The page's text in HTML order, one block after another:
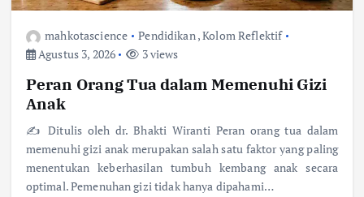
mahkotascience Pendidikan,Kolom Reflektif
Agustus 3, 2026
3 views
Peran Orang Tua dalam Memenuhi Gizi
Anak
✍️ Ditulis oleh dr. Bhakti Wiranti Peran orang tua dalam
memenuhi gizi anak merupakan salah satu faktor yang paling
menentukan keberhasilan tumbuh kembang anak secara
optimal. Pemenuhan gizi tidak hanya dipahami…